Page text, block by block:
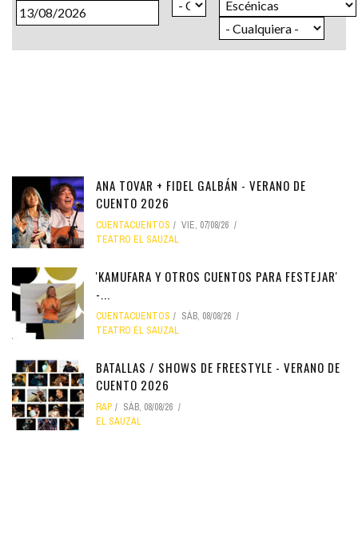
Fecha
ANA TOVAR + FIDEL GALBÁN - VERANO DE
CUENTO 2026
CUENTACUENTOS
VIE, 07/08/26
TEATRO EL SAUZAL
'KAMUFARA Y OTROS CUENTOS PARA FESTEJAR'
-...
CUENTACUENTOS
SÁB, 08/08/26
TEATRO EL SAUZAL
BATALLAS / SHOWS DE FREESTYLE - VERANO DE
CUENTO 2026
RAP
SÁB, 08/08/26
EL SAUZAL